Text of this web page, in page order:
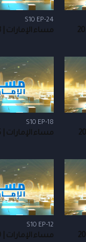
S10 EP-24
مساء الإمارات | 23-5-2024
S10 EP-18
مساء الإمارات | 15-5-2024
S10 EP-12
مساء الإمارات | 30-4-2024